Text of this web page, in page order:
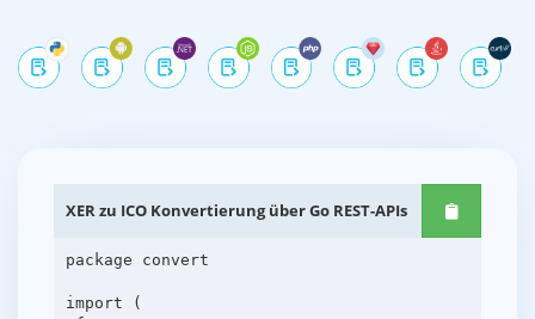
XER zu ICO Konvertierung über Go REST-APIs
package convert
import (